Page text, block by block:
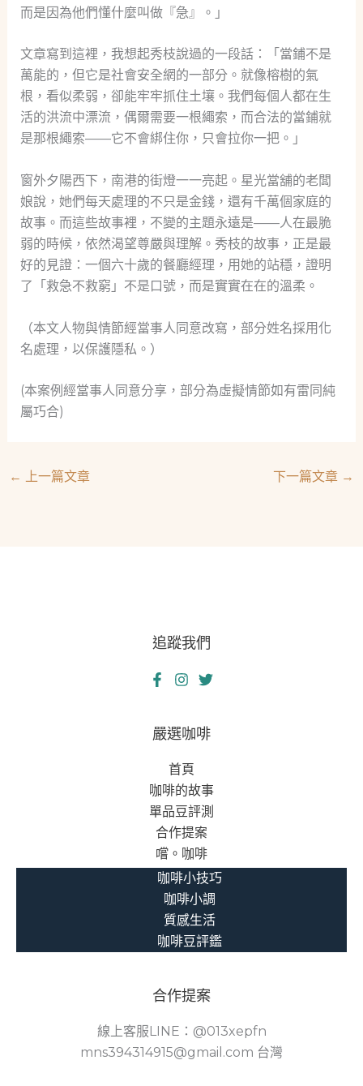
而是因為他們懂什麼叫做『急』。」
文章寫到這裡，我想起秀枝說過的一段話：「當鋪不是
萬能的，但它是社會安全網的一部分。就像榕樹的氣
根，看似柔弱，卻能牢牢抓住土壤。我們每個人都在生
活的洪流中漂流，偶爾需要一根繩索，而合法的當鋪就
是那根繩索——它不會綁住你，只會拉你一把。」
窗外夕陽西下，南港的街燈一一亮起。星光當舖的老闆
娘說，她們每天處理的不只是金錢，還有千萬個家庭的
故事。而這些故事裡，不變的主題永遠是——人在最脆
弱的時候，依然渴望尊嚴與理解。秀枝的故事，正是最
好的見證：一個六十歲的餐廳經理，用她的站穩，證明
了「救急不救窮」不是口號，而是實實在在的溫柔。
（本文人物與情節經當事人同意改寫，部分姓名採用化
名處理，以保護隱私。）
(本案例經當事人同意分享，部分為虛擬情節如有雷同純
屬巧合)
← 上一篇文章 下一篇文章 →
追蹤我們
嚴選咖啡
首頁
咖啡的故事
單品豆評測
合作提案
嚐。咖啡
咖啡小技巧
咖啡小調
質感生活
咖啡豆評鑑
合作提案
線上客服LINE：@013xepfn
mns394314915@gmail.com 台灣